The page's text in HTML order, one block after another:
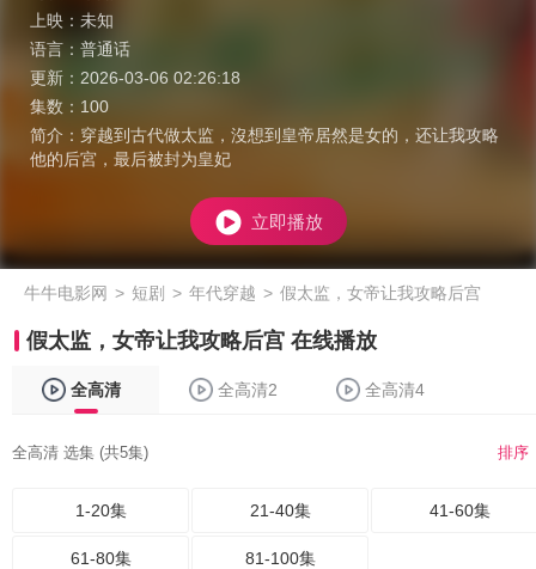
上映： 未知
语言： 普通话
更新： 2026-03-06 02:26:18
集数： 100
简介： 穿越到古代做太监，沒想到皇帝居然是女的，还让我攻略
他的后宮，最后被封为皇妃
立即播放
牛牛电影网 > 短剧 > 年代穿越 > 假太监，女帝让我攻略后宫
假太监，女帝让我攻略后宫 在线播放
全高清 全高清2 全高清4
全高清 选集 (共5集) 排序
1-20集 21-40集 41-60集
61-80集 81-100集